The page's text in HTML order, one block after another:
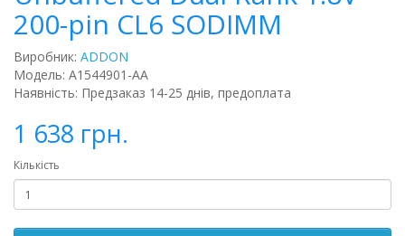
200-pin CL6 SODIMM
Виробник: ADDON
Модель: A1544901-AA
Наявність: Предзаказ 14-25 днів, предоплата
1 638 грн.
Кількість